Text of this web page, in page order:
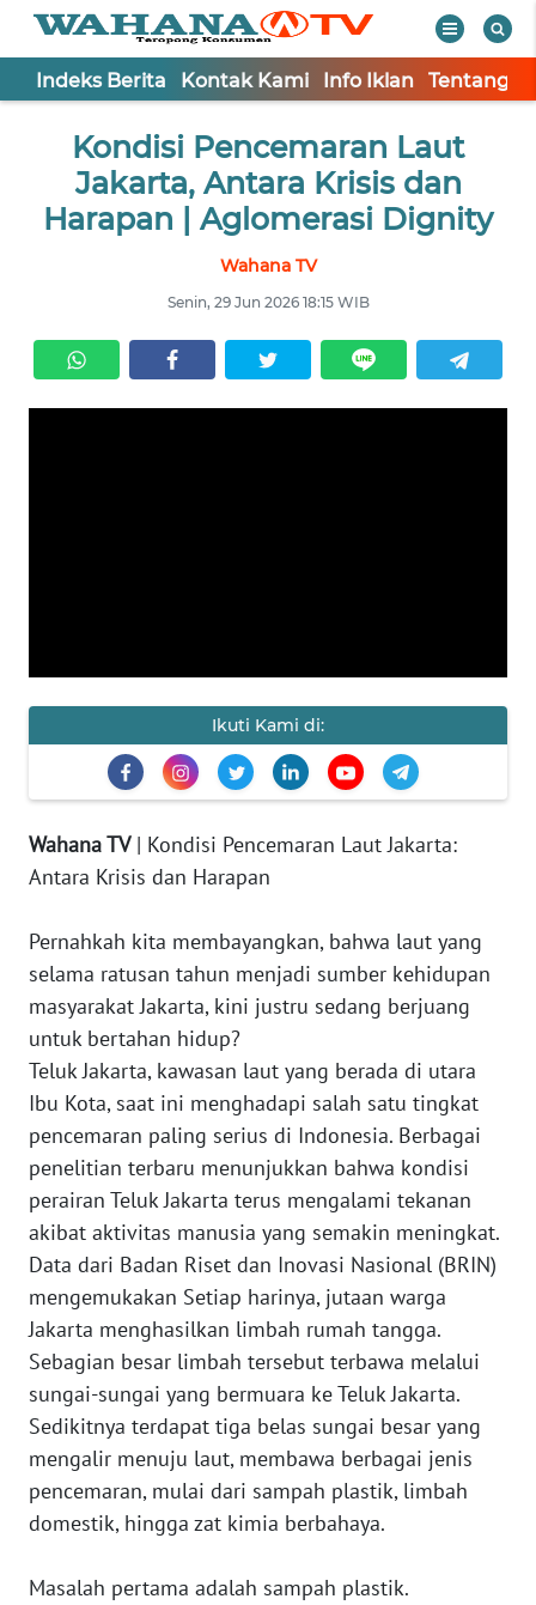
Indeks Berita Kontak Kami Info Iklan Tentang
Kondisi Pencemaran Laut
Jakarta, Antara Krisis dan
Harapan | Aglomerasi Dignity
Wahana TV
Senin, 29 Jun 2026 18:15 WIB
Ikuti Kami di:
Wahana TV| Kondisi Pencemaran Laut Jakarta:
Antara Krisis dan Harapan
Pernahkah kita membayangkan, bahwa laut yang
selama ratusan tahun menjadi sumber kehidupan
masyarakat Jakarta, kini justru sedang berjuang
untuk bertahan hidup?
Teluk Jakarta, kawasan laut yang berada di utara
Ibu Kota, saat ini menghadapi salah satu tingkat
pencemaran paling serius di Indonesia. Berbagai
penelitian terbaru menunjukkan bahwa kondisi
perairan Teluk Jakarta terus mengalami tekanan
akibat aktivitas manusia yang semakin meningkat.
Data dari Badan Riset dan Inovasi Nasional (BRIN)
mengemukakan Setiap harinya, jutaan warga
Jakarta menghasilkan limbah rumah tangga.
Sebagian besar limbah tersebut terbawa melalui
sungai-sungai yang bermuara ke Teluk Jakarta.
Sedikitnya terdapat tiga belas sungai besar yang
mengalir menuju laut, membawa berbagai jenis
pencemaran, mulai dari sampah plastik, limbah
domestik, hingga zat kimia berbahaya.
Masalah pertama adalah sampah plastik.
TV
Tutup
Informasi
KONTAK
KAMI
DISCLAIMER
News
Regional
WN
SUMUT
WN
JAKARTA
WN
JABAR
BANTEN
WN
NTT
WN
KEPRI
PAPUA